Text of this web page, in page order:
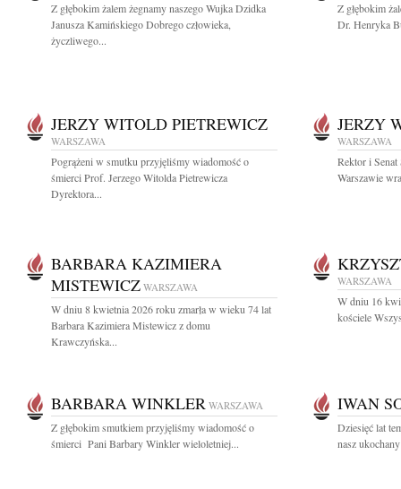
Z głębokim żalem żegnamy naszego Wujka Dzidka
Janusza Kamińskiego Dobrego człowieka,
życzliwego...
Z głębokim
Dr. Henryka
JERZY WITOLD PIETREWICZ
WARSZAWA
Pogrążeni w smutku przyjęliśmy wiadomość o
śmierci Prof. Jerzego Witolda Pietrewicza
Dyrektora...
JERZY
WARSZAWA
Rektor i
Warszawie
BARBARA KAZIMIERA
MISTEWICZ WARSZAWA
W dniu 8 kwietnia 2026 roku zmarła w wieku 74 lat
Barbara Kazimiera Mistewicz z domu
Krawczyńska...
WARSZAWA
W dniu 16
kościele
BARBARA WINKLER WARSZAWA
Z głębokim smutkiem przyjęliśmy wiadomość o
śmierci Pani Barbary Winkler wieloletniej...
IWAN
Dziesięć lat
nasz